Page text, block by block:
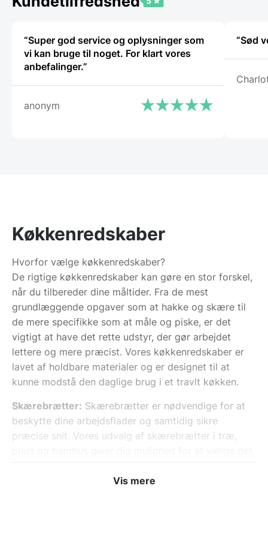
“Super god service og oplysninger som
vi kan bruge til noget. For klart vores
anbefalinger.”
anonym
“Sød
Køkkenredskaber
Hvorfor vælge køkkenredskaber?
De rigtige køkkenredskaber kan gøre en stor forskel,
når du tilbereder dine måltider. Fra de mest
grundlæggende opgaver som at hakke og skære til
de mere specifikke som at måle og piske, er det
vigtigt at have det rette udstyr, der gør arbejdet
lettere og mere præcist. Vores køkkenredskaber er
lavet af holdbare materialer og er designet til at
kunne modstå den daglige brug i et travlt køkken.
Skærebrætter: Skærebrætter er nødvendige for at
beskytte dine arbejdsflader og samtidig sikre
præcise snit. Vores udvalg af skærebrætter i træ,
Viskestykker og klude:Viskestykker og klude er
Vis mere